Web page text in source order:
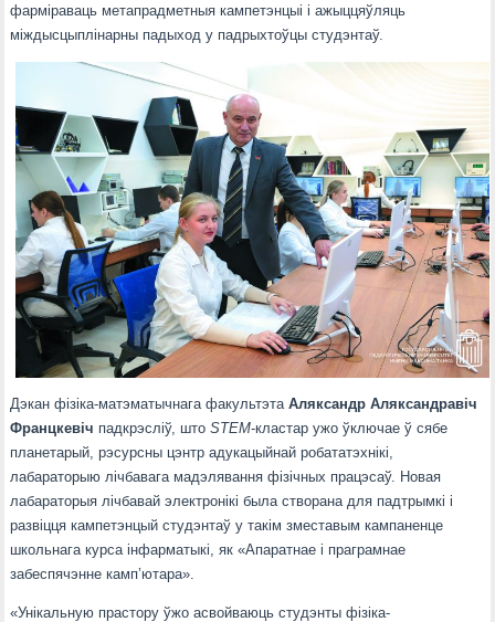
фарміраваць метапрадметныя кампетэнцыі і ажыццяўляць
міждысцыплінарны падыход у падрыхтоўцы студэнтаў.
Дэкан фізіка-матэматычнага факультэтаАляксандр Аляксандравіч
Францкевіч падкрэсліў, штоSTEM-кластар ужо ўключае ў сябе
планетарый, рэсурсны цэнтр адукацыйнай робататэхнікі,
лабараторыю лічбавага мадэлявання фізічных працэсаў. Новая
лабараторыя лічбавай электронікі была створана для падтрымкі і
развіцця кампетэнцый студэнтаў у такім зместавым кампаненце
школьнага курса інфарматыкі, як «Апаратнае і праграмнае
забеспячэнне камп’ютара».
«Унікальную прастору ўжо асвойваюць студэнты фізіка-